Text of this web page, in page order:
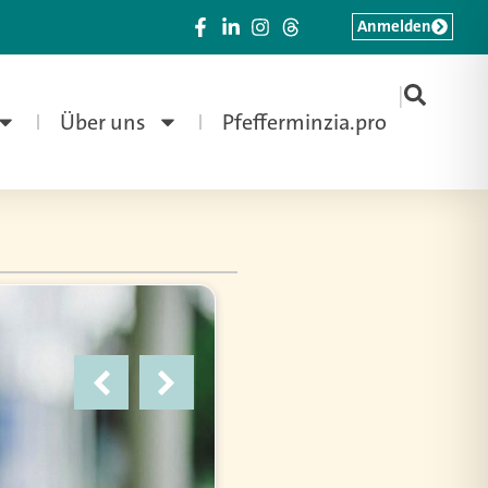
Über uns Pfefferminzia.pro
|
Anmelden